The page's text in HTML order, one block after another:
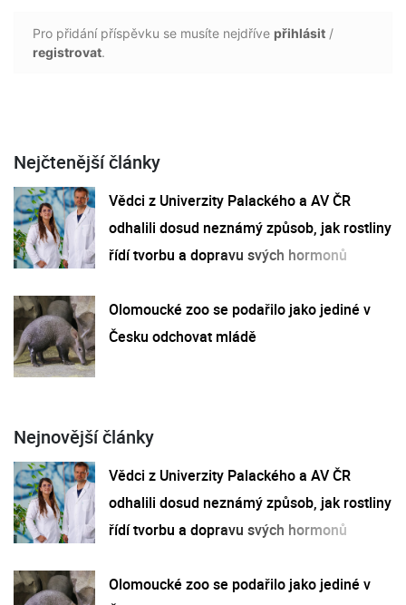
Pro přidání příspěvku se musíte nejdříve přihlásit /
registrovat.
Nejčtenější články
Vědci z Univerzity Palackého a AV ČR
odhalili dosud neznámý způsob, jak rostliny
řídí tvorbu a dopravu svých hormonů
Olomoucké zoo se podařilo jako jediné v
Česku odchovat mládě
Nejnovější články
Vědci z Univerzity Palackého a AV ČR
odhalili dosud neznámý způsob, jak rostliny
řídí tvorbu a dopravu svých hormonů
Olomoucké zoo se podařilo jako jediné v